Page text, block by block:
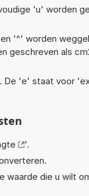
'u' worden
'^' worden
geschreven als
De 'e' staat voor
'.
waarde die u wilt